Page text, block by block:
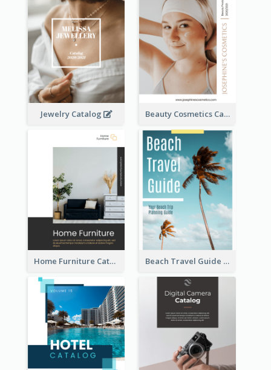
Jewelry Catalog Beauty Cosmetics Catalog
Home Furniture Catalog Beach Travel Guide